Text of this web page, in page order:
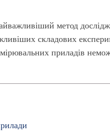
метод
складових
приладів